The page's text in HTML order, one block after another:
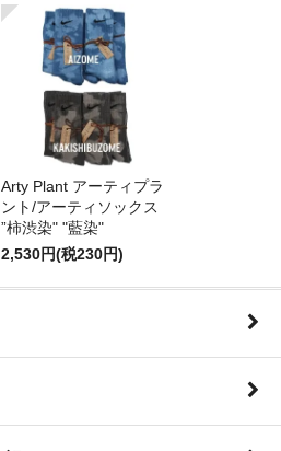
Arty Plant アーティプラ
ント/アーティソックス
”柿渋染" "藍染"
2,530円(税230円)